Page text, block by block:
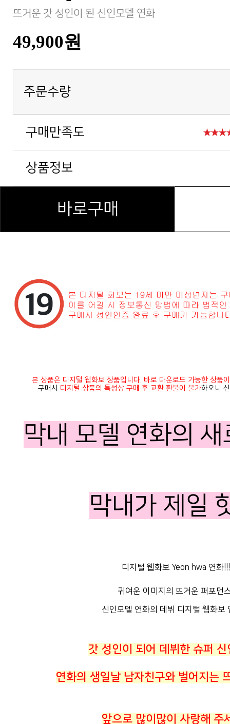
뜨거운 갓 성인이 된 신인모델 연화
49,900원
주문수량
구매만족도
상품정보
바로구매
본 상품은 디지털 웹화보 상품입니다. 바로 다운로드 가능한 상품
구매시 디지털 상품의 특성상 구매 후 교환 환불이 불가하오니
막내 모델 연화의
막내가 제일
디지털 웹화보 Yeon hwa 연화
귀여운 이미지의 뜨거운 퍼포먼
신인모델 연화의 데뷔 디지털 웹화보
갓 성인이 되어 데뷔한 슈퍼 신
연화의 생일날 남자친구와 벌어지는
앞으로 많이많이 사랑해 주